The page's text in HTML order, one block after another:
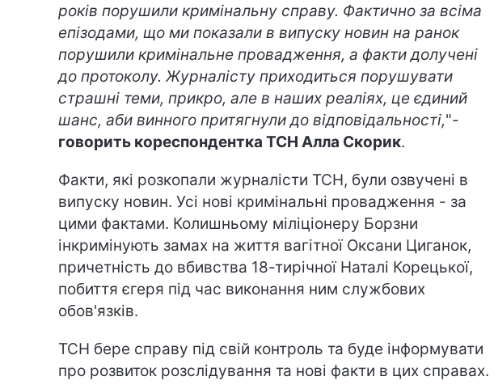
років порушили кримінальну справу. Фактично за всіма
епізодами, що ми показали в випуску новин на ранок
порушили кримінальне провадження, а факти долучені
до протоколу. Журналісту приходиться порушувати
страшні теми, прикро, але в наших реаліях, це єдиний
шанс, аби винного притягнули до відповідальності,"-
говорить кореспондентка ТСН Алла Скорик.
Факти, які розкопали журналісти ТСН, були озвучені в
випуску новин. Усі нові кримінальні провадження - за
цими фактами. Колишньому міліціонеру Борзни
інкримінують замах на життя вагітної Оксани Циганок,
причетність до вбивства 18-тирічної Наталі Корецької,
побиття єгеря під час виконання ним службових
обов'язків.
ТСН бере справу під свій контроль та буде інформувати
про розвиток розслідування та нові факти в цих справах.